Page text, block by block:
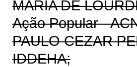
MARIA DE
Ação Popular -
PAULO CEZAR
IDDEHA;